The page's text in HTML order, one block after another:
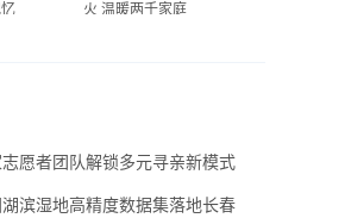
火 温暖两千家庭
愿者团队解锁多元寻亲新模式
滨湿地高精度数据集落地长春